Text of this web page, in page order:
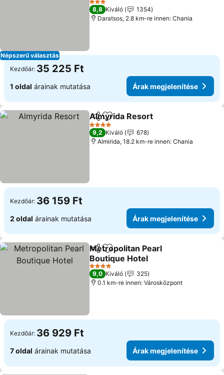
Népszerű választás
Árak megjelenítése
3 Kategória
8,8 Kiváló
1354
Daratsos, 2.8 km-re innen: Chania
Kezdőár: 35 225 Ft
1 oldal árainak mutatása Árak megjelenítése
Megosztás
Hozzáadás a kedvencekhez
Almyrida Resort
4 Kategória
9,2 Kiváló
678
Almirida, 18.2 km-re innen: Chania
Kezdőár: 36 159 Ft
2 oldal árainak mutatása Árak megjelenítése
Megosztás
Hozzáadás a kedvencekhez
Metropolitan Pearl
Boutique Hotel
Árak megjelenítése
4 Kategória
9,0 Kiváló
325
0.1 km-re innen: Városközpont
Kezdőár: 36 929 Ft
7 oldal árainak mutatása Árak megjelenítése